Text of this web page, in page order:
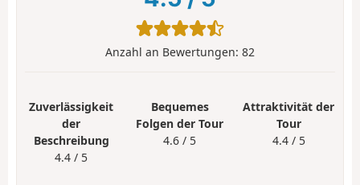
Anzahl an Bewertungen: 82
Zuverlässigkeit
der
Beschreibung
4.4 / 5
Bequemes
Folgen der Tour
4.6 / 5
Attraktivität der
Tour
4.4 / 5